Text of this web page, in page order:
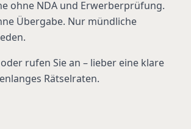
ohne NDA und Erwerberprüfung.
Übergabe. Nur mündliche
rufen Sie an – lieber eine klare
Rätselraten.